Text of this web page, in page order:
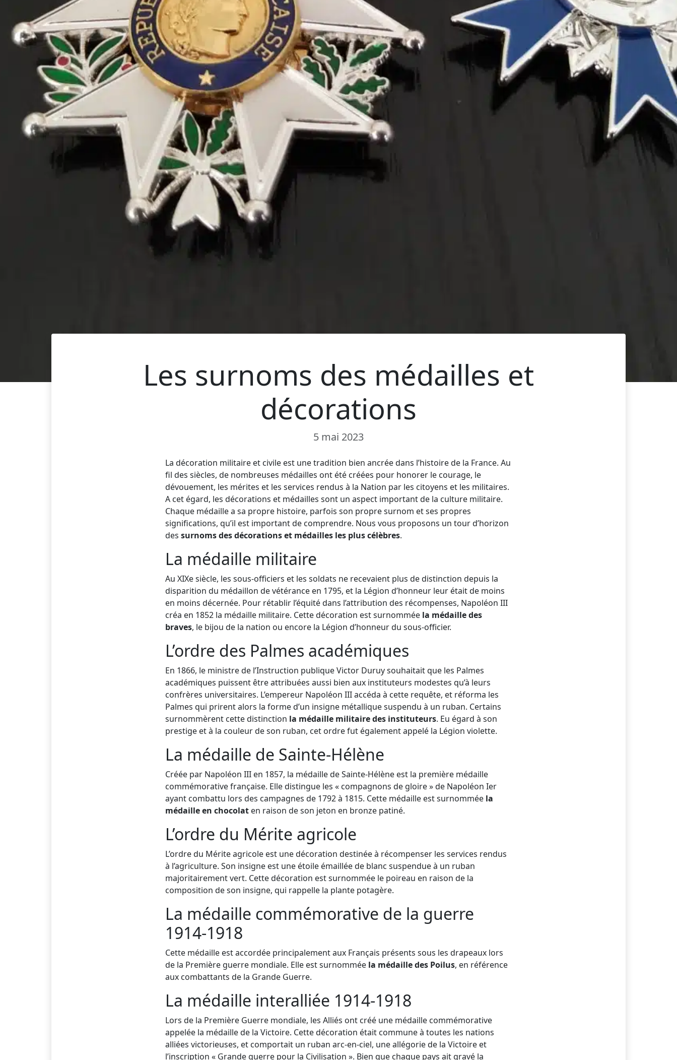
Les surnoms des médailles et
décorations
5 mai 2023
La décoration militaire et civile est une tradition bien ancrée dans l’histoire de la France. Au
fil des siècles, de nombreuses médailles ont été créées pour honorer le courage, le
dévouement, les mérites et les services rendus à la Nation par les citoyens et les militaires.
A cet égard, les décorations et médailles sont un aspect important de la culture militaire.
Chaque médaille a sa propre histoire, parfois son propre surnom et ses propres
significations, qu’il est important de comprendre. Nous vous proposons un tour d’horizon
des surnoms des décorations et médailles les plus célèbres.
La médaille militaire
Au XIXe siècle, les sous-officiers et les soldats ne recevaient plus de distinction depuis la
disparition du médaillon de vétérance en 1795, et la Légion d’honneur leur était de moins
en moins décernée. Pour rétablir l’équité dans l’attribution des récompenses, Napoléon III
créa en 1852 la médaille militaire. Cette décoration est surnommée la médaille des
braves, le bijou de la nation ou encore la Légion d’honneur du sous-officier.
L’ordre des Palmes académiques
En 1866, le ministre de l’Instruction publique Victor Duruy souhaitait que les Palmes
académiques puissent être attribuées aussi bien aux instituteurs modestes qu’à leurs
confrères universitaires. L’empereur Napoléon III accéda à cette requête, et réforma les
Palmes qui prirent alors la forme d’un insigne métallique suspendu à un ruban. Certains
surnommèrent cette distinction la médaille militaire des instituteurs. Eu égard à son
prestige et à la couleur de son ruban, cet ordre fut également appelé la Légion violette.
La médaille de Sainte-Hélène
Créée par Napoléon III en 1857, la médaille de Sainte-Hélène est la première médaille
commémorative française. Elle distingue les « compagnons de gloire » de Napoléon Ier
ayant combattu lors des campagnes de 1792 à 1815. Cette médaille est surnommée la
médaille en chocolat en raison de son jeton en bronze patiné.
L’ordre du Mérite agricole
L’ordre du Mérite agricole est une décoration destinée à récompenser les services rendus
à l’agriculture. Son insigne est une étoile émaillée de blanc suspendue à un ruban
majoritairement vert. Cette décoration est surnommée le poireau en raison de la
composition de son insigne, qui rappelle la plante potagère.
La médaille commémorative de la guerre
1914-1918
Cette médaille est accordée principalement aux Français présents sous les drapeaux lors
de la Première guerre mondiale. Elle est surnommée la médaille des Poilus, en référence
aux combattants de la Grande Guerre.
La médaille interalliée 1914-1918
Lors de la Première Guerre mondiale, les Alliés ont créé une médaille commémorative
appelée la médaille de la Victoire. Cette décoration était commune à toutes les nations
alliées victorieuses, et comportait un ruban arc-en-ciel, une allégorie de la Victoire et
l’inscription « Grande guerre pour la Civilisation ». Bien que chaque pays ait gravé la